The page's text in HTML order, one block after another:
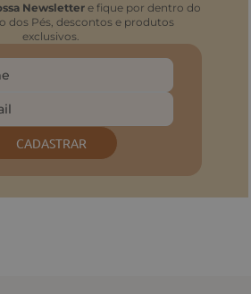
Newsletter e fique por dentro do
dos Pés, descontos e produtos
exclusivos.
CADASTRAR